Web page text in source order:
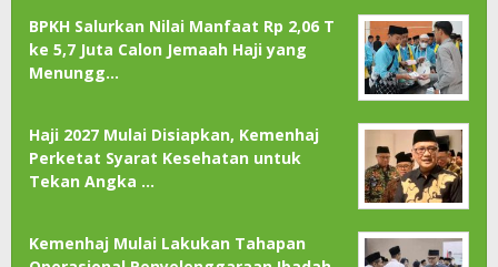
BPKH Salurkan Nilai Manfaat Rp 2,06 T
ke 5,7 Juta Calon Jemaah Haji yang
Menungg…
Haji 2027 Mulai Disiapkan, Kemenhaj
Perketat Syarat Kesehatan untuk
Tekan Angka …
Kemenhaj Mulai Lakukan Tahapan